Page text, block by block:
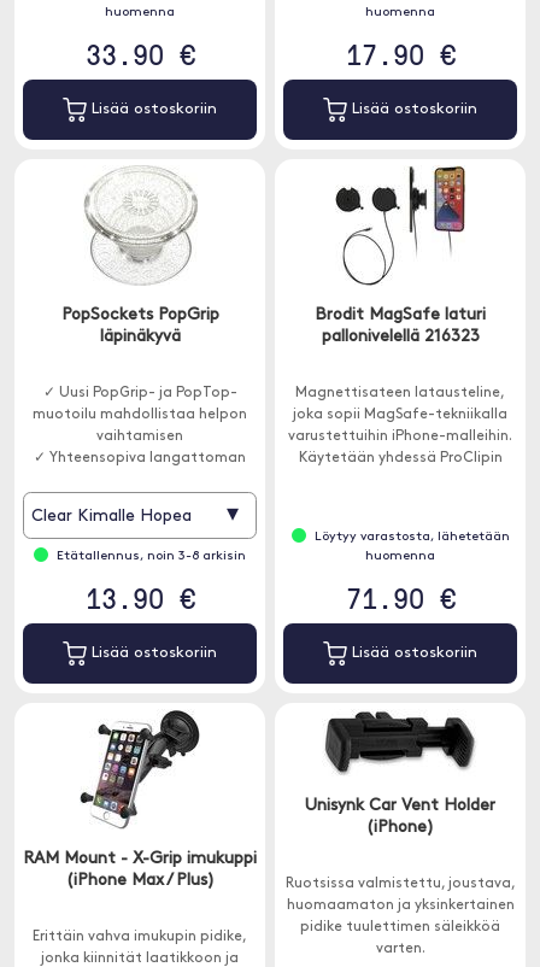
huomenna
33.90 €
Lisää ostoskoriin
huomenna
17.90 €
Lisää ostoskoriin
PopSockets PopGrip
läpinäkyvä
✓ Uusi PopGrip- ja PopTop-
muotoilu mahdollistaa helpon
vaihtamisen
✓ Yhteensopiva langattoman
Clear Kimalle Hopea ▾
Etätallennus, noin 3-8 arkisin
13.90 €
Lisää ostoskoriin
Brodit MagSafe laturi
pallonivelellä 216323
Magnettisateen latausteline,
joka sopii MagSafe-tekniikalla
varustettuihin iPhone-malleihin.
Käytetään yhdessä ProClipin
Löytyy varastosta, lähetetään
huomenna
71.90 €
Lisää ostoskoriin
RAM Mount - X-Grip imukuppi
(iPhone Max / Plus)
Erittäin vahva imukupin pidike,
jonka kiinnität laatikkoon ja
Unisynk Car Vent Holder
(iPhone)
Ruotsissa valmistettu, joustava,
huomaamaton ja yksinkertainen
pidike tuulettimen säleikköä
varten.